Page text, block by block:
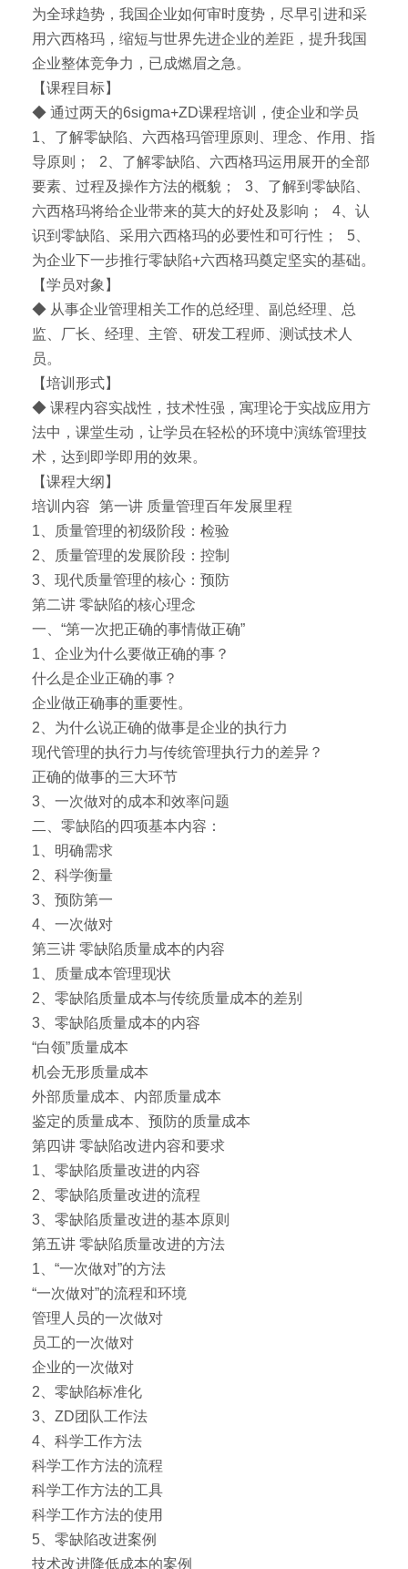
为全球趋势，我国企业如何审时度势，尽早引进和采
用六西格玛，缩短与世界先进企业的差距，提升我国
企业整体竞争力，已成燃眉之急。
【课程目标】
◆ 通过两天的6sigma+ZD课程培训，使企业和学员
1、了解零缺陷、六西格玛管理原则、理念、作用、指
导原则； 2、了解零缺陷、六西格玛运用展开的全部
要素、过程及操作方法的概貌； 3、了解到零缺陷、
六西格玛将给企业带来的莫大的好处及影响； 4、认
识到零缺陷、采用六西格玛的必要性和可行性； 5、
为企业下一步推行零缺陷+六西格玛奠定坚实的基础。
【学员对象】
◆ 从事企业管理相关工作的总经理、副总经理、总
监、厂长、经理、主管、研发工程师、测试技术人
员。
【培训形式】
◆ 课程内容实战性，技术性强，寓理论于实战应用方
法中，课堂生动，让学员在轻松的环境中演练管理技
术，达到即学即用的效果。
【课程大纲】
培训内容 第一讲 质量管理百年发展里程
1、质量管理的初级阶段：检验
2、质量管理的发展阶段：控制
3、现代质量管理的核心：预防
第二讲 零缺陷的核心理念
一、“第一次把正确的事情做正确”
1、企业为什么要做正确的事？
什么是企业正确的事？
企业做正确事的重要性。
2、为什么说正确的做事是企业的执行力
现代管理的执行力与传统管理执行力的差异？
正确的做事的三大环节
3、一次做对的成本和效率问题
二、零缺陷的四项基本内容：
1、明确需求
2、科学衡量
3、预防第一
4、一次做对
第三讲 零缺陷质量成本的内容
1、质量成本管理现状
2、零缺陷质量成本与传统质量成本的差别
3、零缺陷质量成本的内容
“白领”质量成本
机会无形质量成本
外部质量成本、内部质量成本
鉴定的质量成本、预防的质量成本
第四讲 零缺陷改进内容和要求
1、零缺陷质量改进的内容
2、零缺陷质量改进的流程
3、零缺陷质量改进的基本原则
第五讲 零缺陷质量改进的方法
1、“一次做对”的方法
“一次做对”的流程和环境
管理人员的一次做对
员工的一次做对
企业的一次做对
2、零缺陷标准化
3、ZD团队工作法
4、科学工作方法
科学工作方法的流程
科学工作方法的工具
科学工作方法的使用
5、零缺陷改进案例
技术改进降低成本的案例